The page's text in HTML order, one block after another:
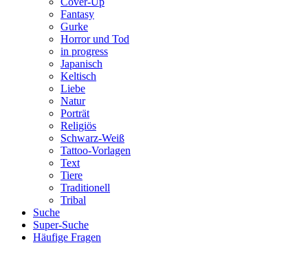
Fantasy
Gurke
Horror und Tod
in progress
Japanisch
Keltisch
Liebe
Natur
Porträt
Religiös
Schwarz-Weiß
Tattoo-Vorlagen
Text
Tiere
Traditionell
Tribal
Suche
Super-Suche
Häufige Fragen